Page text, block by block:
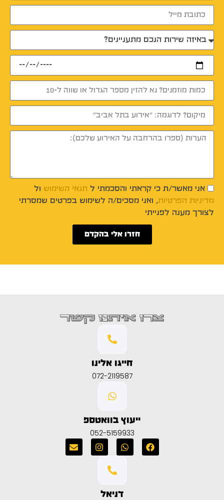
אני מאשר/ת כי קראתי והסכמתי ל תנאי השימוש ול
מדיניות הפרטיות, ואני מסכים/ה לשימוש בפרטים שמסרתי
לצורך מענה לפנייתי
חזרו אלי בהקדם
צרו איתנו קשר
חייגו אלינו
072-2119587
ייעוץ בוואטספ
052-5159933
דניאל